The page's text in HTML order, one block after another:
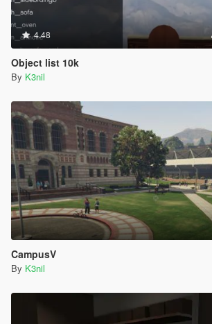
4.48
Object list 10k
By K3nil
CampusV
By K3nil